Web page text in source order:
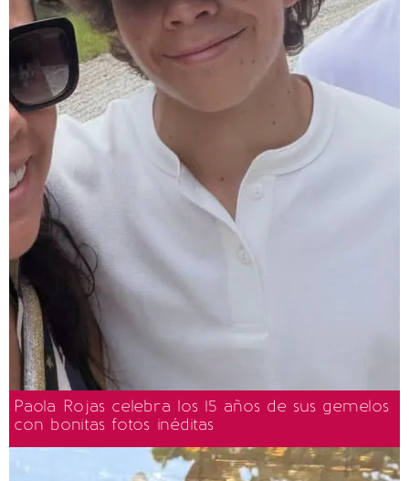
Paola Rojas celebra los 15 años de sus gemelos
con bonitas fotos inéditas